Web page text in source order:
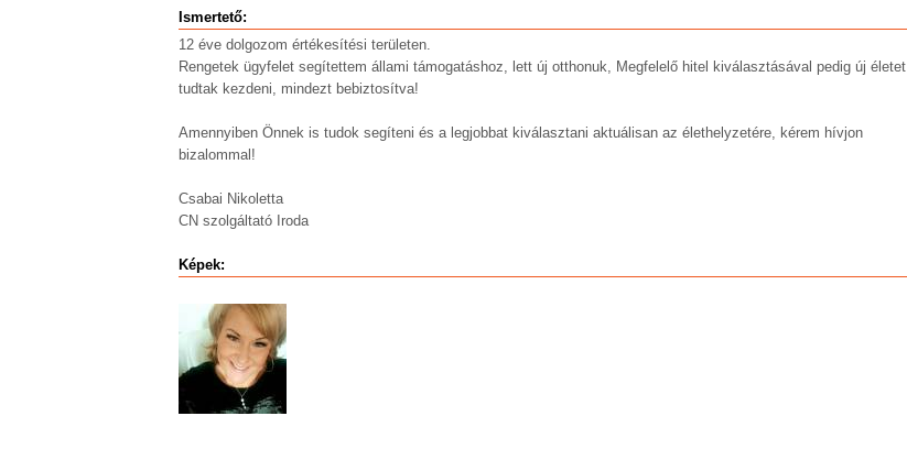
Ismertető:
12 éve dolgozom értékesítési területen.
Rengetek ügyfelet segítettem állami támogatáshoz, lett új otthonuk, Megfelelő hitel kiválasztásával pedig új életet
tudtak kezdeni, mindezt bebiztosítva!
Amennyiben Önnek is tudok segíteni és a legjobbat kiválasztani aktuálisan az élethelyzetére, kérem hívjon
bizalommal!
Csabai Nikoletta
CN szolgáltató Iroda
Képek: